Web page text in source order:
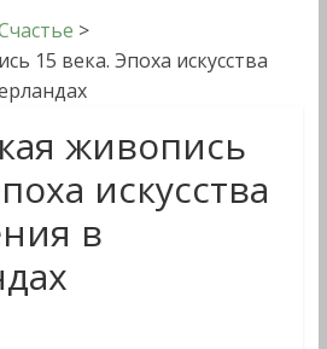
>
15 века. Эпоха искусства
живопись
искусства
в